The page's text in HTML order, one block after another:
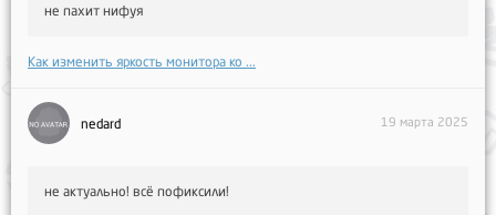
не пахит нифуя
Как изменить яркость монитора ко ...
nedard 19 марта 2025
не актуально! всё пофиксили!